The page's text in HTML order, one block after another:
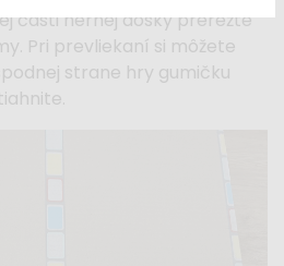
časti hernej dosky prerežte
Pri prevliekaní si môžete
strane hry gumičku